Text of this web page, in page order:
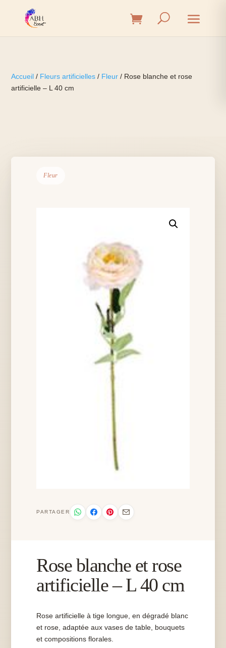
Accueil / Fleurs artificielles / Fleur / Rose blanche et rose
artificielle – L 40 cm
Fleur
PARTAGER
Rose blanche et rose
artificielle – L 40 cm
Rose artificielle à tige longue, en dégradé blanc
et rose, adaptée aux vases de table, bouquets
et compositions florales.